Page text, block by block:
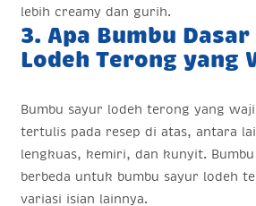
lebih creamy dan gurih.
3. Apa Bumbu
Lodeh Terong yang
Bumbu sayur lodeh terong yang
tertulis pada resep di atas, antara
lengkuas, kemiri, dan kunyit.
berbeda untuk bumbu sayur lodeh
variasi isian lainnya.